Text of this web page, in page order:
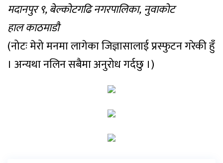
मदानपुर ९, बेल्कोटगढि नगरपालिका, नुवाकोट
हाल काठमाडौ
(नोटः मेरो मनमा लागेका जिज्ञासालाई प्रस्फुटन गरेकी हुँ
। अन्यथा नलिन सबैमा अनुरोध गर्दछु ।)